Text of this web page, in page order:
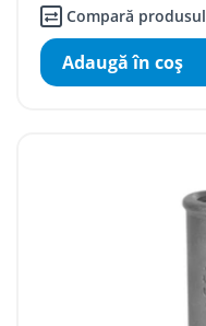
Compară produsul
Adaugă în coş